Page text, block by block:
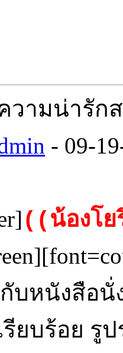
ามน่ารัก
- 09-
((น้องโ
กับหนังสือ
ยบร้อย รู